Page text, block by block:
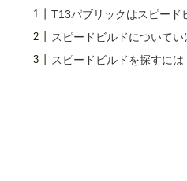
T13パブリックはスピード
スピードビルドについてい
スピードビルドを探すには